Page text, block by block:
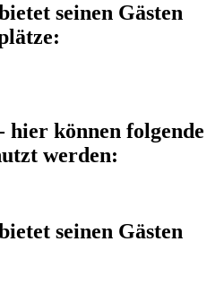
seinen Gästen
können folgende
werden:
seinen Gästen